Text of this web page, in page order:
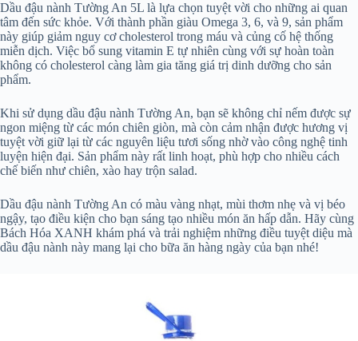
Dầu đậu nành Tường An 5L là lựa chọn tuyệt vời cho những ai quan
tâm đến sức khỏe. Với thành phần giàu Omega 3, 6, và 9, sản phẩm
này giúp giảm nguy cơ cholesterol trong máu và củng cố hệ thống
miễn dịch. Việc bổ sung vitamin E tự nhiên cùng với sự hoàn toàn
không có cholesterol càng làm gia tăng giá trị dinh dưỡng cho sản
phẩm.
Khi sử dụng dầu đậu nành Tường An, bạn sẽ không chỉ nếm được sự
ngon miệng từ các món chiên giòn, mà còn cảm nhận được hương vị
tuyệt vời giữ lại từ các nguyên liệu tươi sống nhờ vào công nghệ tinh
luyện hiện đại. Sản phẩm này rất linh hoạt, phù hợp cho nhiều cách
chế biến như chiên, xào hay trộn salad.
Dầu đậu nành Tường An có màu vàng nhạt, mùi thơm nhẹ và vị béo
ngậy, tạo điều kiện cho bạn sáng tạo nhiều món ăn hấp dẫn. Hãy cùng
Bách Hóa XANH khám phá và trải nghiệm những điều tuyệt diệu mà
dầu đậu nành này mang lại cho bữa ăn hàng ngày của bạn nhé!